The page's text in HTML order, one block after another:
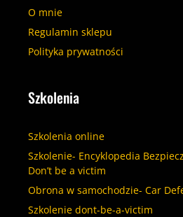
O mnie
Regulamin sklepu
Polityka prywatności
Szkolenia
Szkolenia online
Szkolenie- Encyklopedia
Don’t be a victim
Obrona w samochodzie- Car
Szkolenie dont-be-a-victim